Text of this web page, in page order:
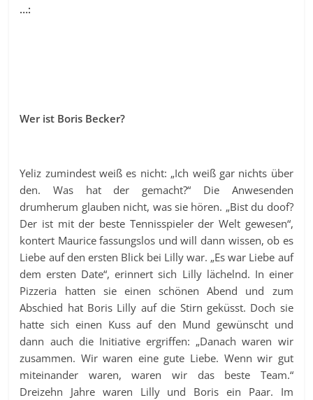
…:
Wer ist Boris Becker?
Yeliz zumindest weiß es nicht: „Ich weiß gar nichts über
den. Was hat der gemacht?“ Die Anwesenden
drumherum glauben nicht, was sie hören. „Bist du doof?
Der ist mit der beste Tennisspieler der Welt gewesen“,
kontert Maurice fassungslos und will dann wissen, ob es
Liebe auf den ersten Blick bei Lilly war. „Es war Liebe auf
dem ersten Date“, erinnert sich Lilly lächelnd. In einer
Pizzeria hatten sie einen schönen Abend und zum
Abschied hat Boris Lilly auf die Stirn geküsst. Doch sie
hatte sich einen Kuss auf den Mund gewünscht und
dann auch die Initiative ergriffen: „Danach waren wir
zusammen. Wir waren eine gute Liebe. Wenn wir gut
miteinander waren, waren wir das beste Team.“
Dreizehn Jahre waren Lilly und Boris ein Paar. Im